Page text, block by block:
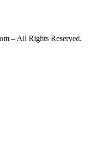
– All Rights Reserved.